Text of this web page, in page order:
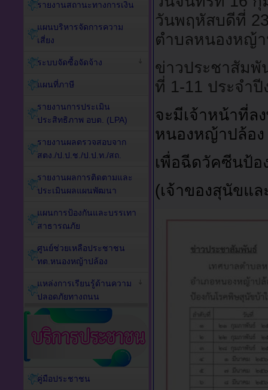
วันพฤหัสบดีที่
ตำบลหนองหญ้
ข่าวประชาสัม
ที่ 1-11 ประจำ
จะมีเจ้าหน้าที่ล
หนองหญ้าปล้อง
เพื่อฉีดวัคซีนป้
(เจ้าของสุนัขแ
รายงานสถานะทางการเงิน
แผนบริหารจัดการความ
เสี่ยง
ระบบจัดซื้อจัดจ้าง
แผนที่ภาษี
รายงานการประเมิน
ประสิทธิภาพ อบต. (LPA)
รายงานผลตรวจสอบจาก
สตง./ป.ป.ช./ป.ป.ท./สถ.
รายงานผลการติดตามและ
ประเมินผลแผนพัฒนา
แผนการป้องกันและบรรเทา
สาธารณภัย
ศูนย์ช่วยเหลือประชาชน
ทต.หนองหญ้าปล้อง
แหล่งการเรียนรู้ด้านความ
ปลอดภัยทางถนน
คู่มือประชาชน